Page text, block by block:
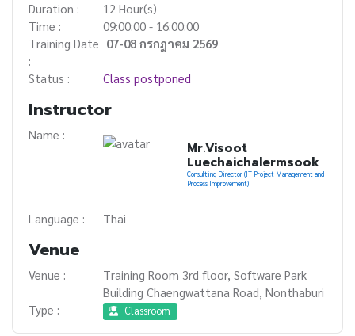
Duration :
12 Hour(s)
Time :
09:00:00 - 16:00:00
Training Date
:
07-08 กรกฎาคม 2569
Status : Class postponed
Instructor
Name :
Mr.Visoot
Luechaichalermsook
Consulting Director (IT Project Management and
Process Improvement)
Language : Thai
Venue
Venue :
Training Room 3rd floor, Software Park
Building Chaengwattana Road, Nonthaburi
Type :
Classroom